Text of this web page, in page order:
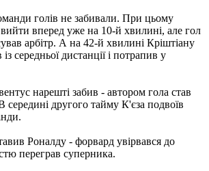
голів не забивали. При цьому
вперед уже на 10-й хвилині, але гол
арбітр. А на 42-й хвилині Кріштіану
середньої дистанції і потрапив у
нарешті забив - автором гола став
другого тайму К'єза подвоїв
Роналду - форвард увірвався до
переграв суперника.